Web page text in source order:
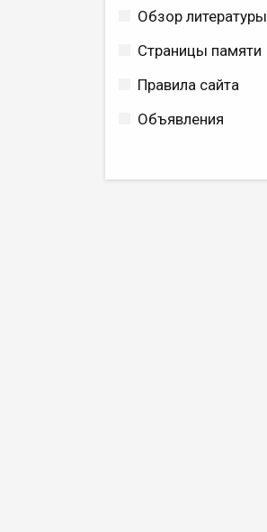
Обзор литературы
Страницы памяти
Правила сайта
Объявления